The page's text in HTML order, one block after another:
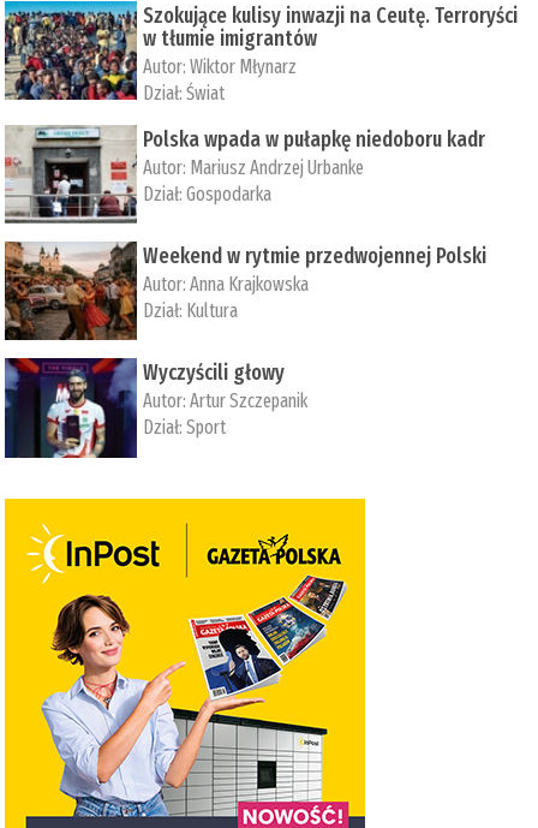
Szokujące kulisy inwazji na Ceutę. Terroryści
w tłumie imigrantów
Autor:Wiktor Młynarz
Dział:Świat
Polska wpada w pułapkę niedoboru kadr
Autor: Mariusz Andrzej Urbanke
Dział:Gospodarka
Weekend w rytmie przedwojennej Polski
Autor:Anna Krajkowska
Dział: Kultura
Wyczyścili głowy
Autor:Artur Szczepanik
Dział:Sport